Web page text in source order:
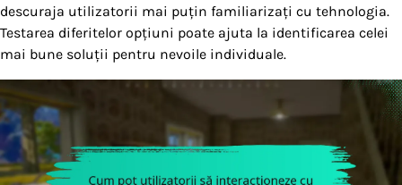
descuraja utilizatorii mai puțin familiarizați cu tehnologia.
Testarea diferitelor opțiuni poate ajuta la identificarea celei
mai bune soluții pentru nevoile individuale.